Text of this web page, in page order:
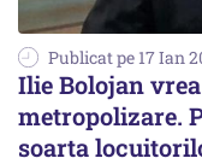
Publicat pe 17 Ian
Ilie Bolojan
metropolizare.
soarta